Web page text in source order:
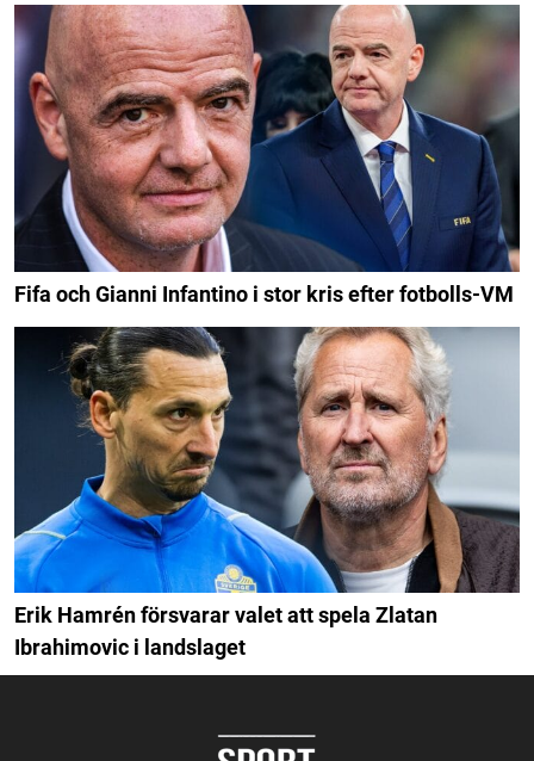
Fifa och Gianni Infantino i stor kris efter fotbolls-VM
Erik Hamrén försvarar valet att spela Zlatan
Ibrahimovic i landslaget